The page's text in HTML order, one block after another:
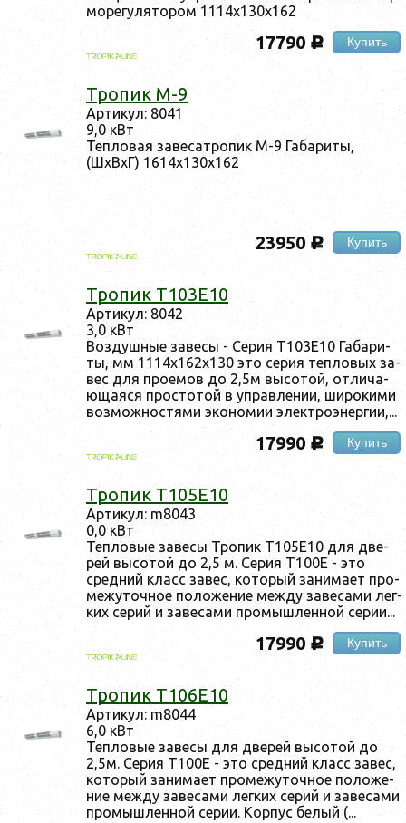
мо­регу­лято­ром 1114х130х162
17790 c Купить
Тро­пик М-9
Ар­ти­кул: 8041
9,0 кВт
Теп­ло­вая за­весат­ро­пик М-9 Га­бари­ты,
(ШхВхГ) 1614х130х162
23950 c Купить
Тро­пик Т103E10
Ар­ти­кул: 8042
3,0 кВт
Воз­душные за­весы - Се­рия T103E10 Га­бари­
ты, мм 1114х162х130 это се­рия теп­ло­вых за­
вес для про­емов до 2,5м вы­сотой, от­ли­ча­
юща­яся прос­то­той в уп­равле­нии, ши­роки­ми
воз­можнос­тя­ми эко­номии элек­тро­энер­гии,...
17990 c Купить
Тро­пик Т105Е10
Ар­ти­кул: m8043
0,0 кВт
Теп­ло­вые за­весы Тро­пик Т105Е10 для две­
рей вы­сотой до 2,5 м. Се­рия Т100Е - это
сред­ний класс за­вес, ко­торый за­нима­ет про­
межу­точ­ное по­ложе­ние меж­ду за­веса­ми лег­
ких се­рий и за­веса­ми про­мыш­ленной се­рии...
17990 c Купить
Тро­пик Т106Е10
Ар­ти­кул: m8044
6,0 кВт
Теп­ло­вые за­весы для две­рей вы­сотой до
2,5м. Се­рия Т100Е - это сред­ний класс за­вес,
ко­торый за­нима­ет про­межу­точ­ное по­ложе­
ние меж­ду за­веса­ми лег­ких се­рий и за­веса­ми
про­мыш­ленной се­рии. Кор­пус бе­лый (...